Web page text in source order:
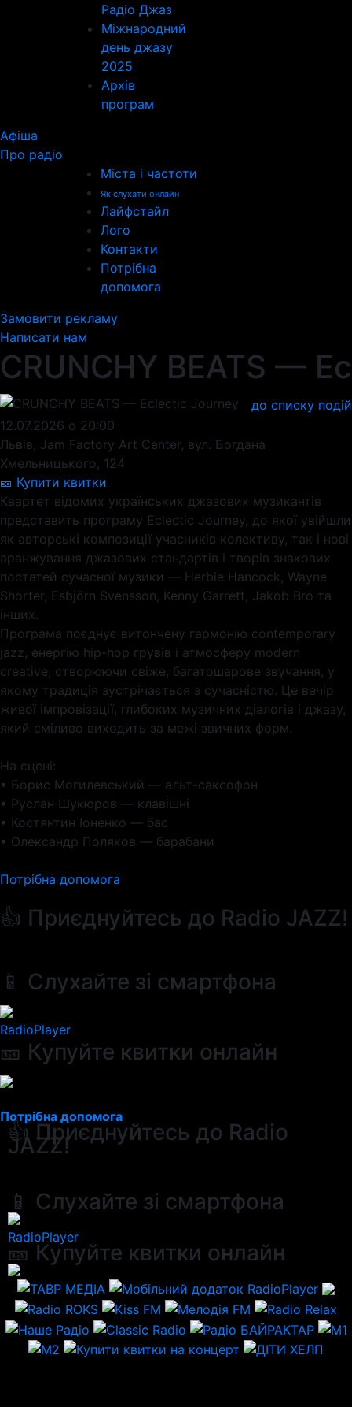
Радіо Джаз
Міжнародний
день джазу
2025
Архів
програм
Афіша
Про радіо
Міста і частоти
Як слухати онлайн
Лайфстайл
Лого
Контакти
Потрібна
допомога
Замовити рекламу
Написати нам
CRUNCHY BEATS —
до списку подій
12.07.2026 о 20:00
Львів, Jam Factory Art Center, вул. Богдана
Хмельницького, 124
🎫 Купити квитки
Квартет відомих українських джазових музикантів
представить програму Eclectic Journey, до якої увійшли
як авторські композиції учасників колективу, так і нові
аранжування джазових стандартів і творів знакових
постатей сучасної музики — Herbie Hancock, Wayne
Shorter, Esbjörn Svensson, Kenny Garrett, Jakob Bro та
інших.
Програма поєднує витончену гармонію contemporary
jazz, енергію hip-hop грувів і атмосферу modern
creative, створюючи свіже, багатошарове звучання, у
якому традиція зустрічається з сучасністю. Це вечір
живої імпровізації, глибоких музичних діалогів і джазу,
який сміливо виходить за межі звичних форм.
На сцені:
• Борис Могилевський — альт-саксофон
• Руслан Шукюров — клавішні
• Костянтин Іоненко — бас
• Олександр Поляков — барабани
Потрібна допомога
👍 Приєднуйтесь до Radio JAZZ!
📱 Слухайте зі смартфона
RadioPlayer
🎫 Купуйте квитки онлайн
Потрібна допомога
👍 Приєднуйтесь до Radio
JAZZ!
📱 Слухайте зі смартфона
RadioPlayer
🎫 Купуйте квитки онлайн